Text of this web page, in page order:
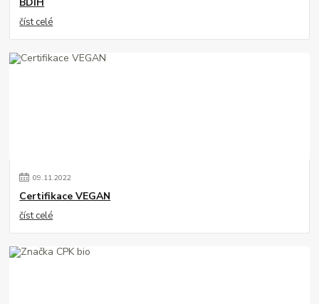
číst celé
09.11.2022
Certifikace VEGAN
číst celé